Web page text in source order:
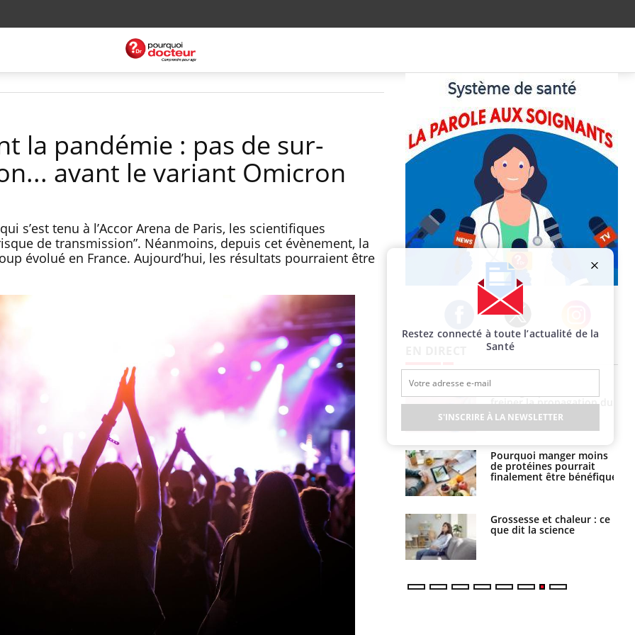
la pandémie : pas de sur-
avant le variant Omicron
s’est tenu à l’Accor Arena de Paris, les scientifiques
de transmission”. Néanmoins, depuis cet évènement, la
évolué en France. Aujourd’hui, les résultats pourraient être
Facebook Twitter Instagram
Les médicaments GLP-1
protègent-ils aussi les os
Cytomégalovirus : ce qui
change dans la prise en
charge des femmes
enceintes
La sieste empêche-t-elle
de dormir la nuit ?
VIH : la fin du comprimé
tous les jours se profile-t-
elle enfin ?
Pourquoi votre ventre
gâche-t-il les premiers
jours de vos vacances ?
Fortes chaleurs :
pourquoi le risque de
noyade grimpe-t-il ?
freiner la propagation du
cancer ?
Pourquoi manger moins
de protéines pourrait
finalement être bénéfique
Grossesse et chaleur : ce
que dit la science
Restez connecté à toute l’actualité de la
Santé
S'INSCRIRE À LA NEWSLETTER